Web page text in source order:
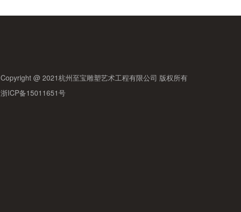
Copyright @ 2021杭州至宝雕塑艺术工程有限公司 版权所有
浙ICP备15011651号